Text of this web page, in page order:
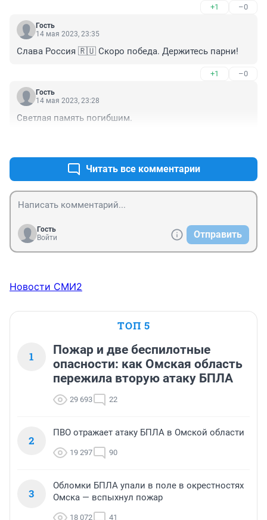
+1 –0
Гость
14 мая 2023, 23:35
Слава Россия 🇷🇺 Скоро победа. Держитесь парни!
+1 –0
Гость
14 мая 2023, 23:28
Светлая память погибшим.
Читать все комментарии
Гость
Войти
Отправить
Новости СМИ2
ТОП 5
1
Пожар и две беспилотные
опасности: как Омская область
пережила вторую атаку БПЛА
29 693 22
2
ПВО отражает атаку БПЛА в Омской области
19 297 90
3
Обломки БПЛА упали в поле в окрестностях
Омска — вспыхнул пожар
18 072 41